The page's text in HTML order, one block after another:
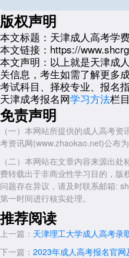
会导致考生的录取结果延迟。
最佳缴费时间
了解了提前缴纳和晚期缴纳的风
最佳缴费时间应是在规定的截止日
仅有利于自己的成绩和录取结果，
考生可以提前了解学校的规定，
己的经济状况合理安排。可以选择
这样可以避免后续可能的财务压力。
了解天津成人高考学费缴纳的
是每位天津成人高考生的重要任务
力分散，享受到优惠政策，而晚
的风险。因此，我们应该合理规划
的考试成绩和未来发展计划。
不管何时缴纳学费，都希望每位
试，实现自己的大学梦想!
展开全文
版权声明
本文标题： 天津成人高考学
本文链接： https://
本文声明： 以上就是天津成
关信息，考生如需了解更多
考试科目、择校专业、报名
天津成考报名网学习方法栏目
免责声明
（一）本网站所提供的成人高考
考资讯网(www.zhaokao.net)公布为
（二）本网站在文章内容来源出
费转载出于非商业性学习目的，版
问题存在异议，请及时联系邮箱:
第一时间进行核实处理。
推荐阅读
上一篇： 天津理工大学成人高考录
下一篇： 2023年成人高考报名官